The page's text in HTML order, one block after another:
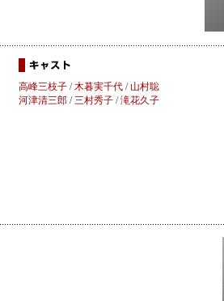
高峰三枝子/木暮実千代/ 山村聡
河津清三郎/三村秀子/滝花久子